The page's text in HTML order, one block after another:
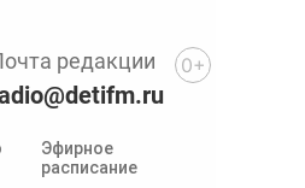
Эфирное
расписание
редакции 0+